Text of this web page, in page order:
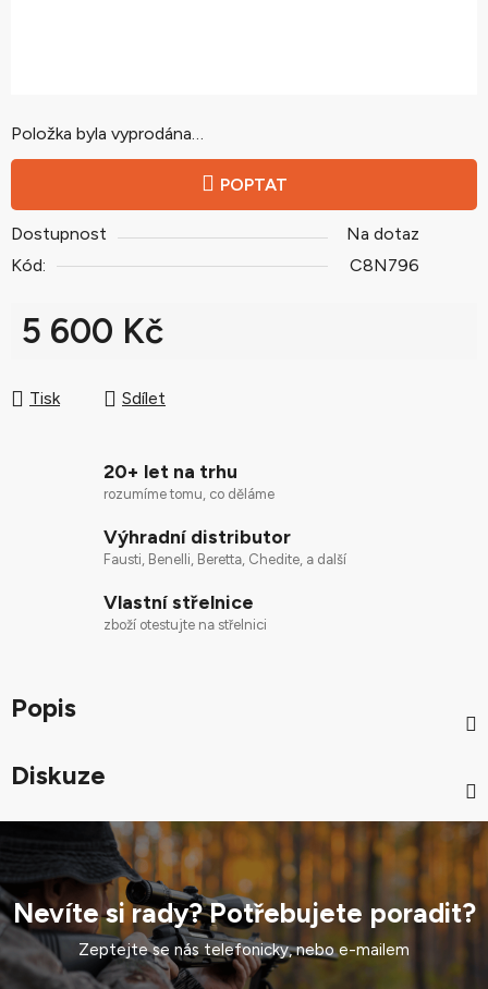
Položka byla vyprodána…
POPTAT
Dostupnost
Na dotaz
Kód:
C8N796
5 600 Kč
Tisk
Sdílet
20+ let na trhu
rozumíme tomu, co děláme
Výhradní distributor
Fausti, Benelli, Beretta, Chedite, a další
Vlastní střelnice
zboží otestujte na střelnici
Popis
Diskuze
Nevíte si rady? Potřebujete poradit?
Zeptejte se nás telefonicky, nebo e-mailem